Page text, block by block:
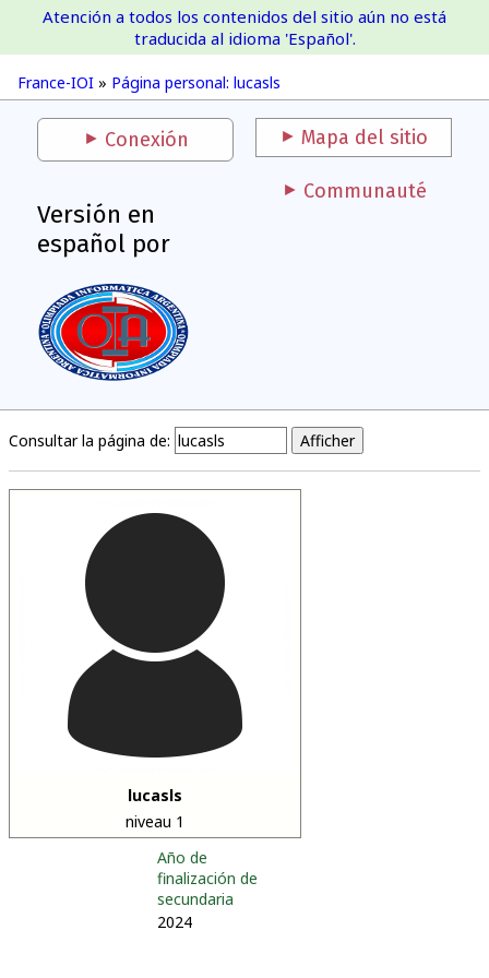
France-IOI
France-IOI » Página personal: lucasls
Atención a todos los contenidos del sitio aún no está
traducida al idioma 'Español'.
Conexión Mapa del sitio
Versión en
español por
Communauté
Consultar la página de:
lucasls
niveau 1
Año de
finalización de
secundaria
2024